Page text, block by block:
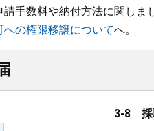
手数料や納付方法に関しま
への権限移譲についてへ。
3-8 採